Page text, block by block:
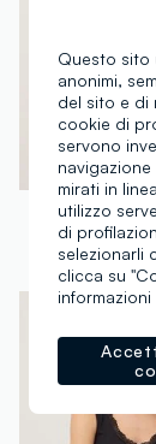
OVS
€ 9,95-50%€
Questo sito
anonimi,
del sito e di
cookie di
servono
mirati in
utilizzo
di
selezionarli
clicca su